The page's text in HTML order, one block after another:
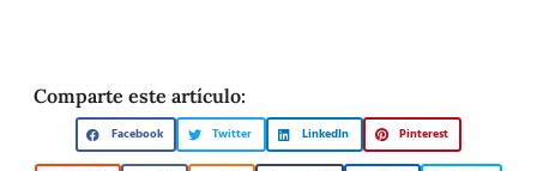
Comparte este artículo:
Facebook Twitter LinkedIn Pinterest